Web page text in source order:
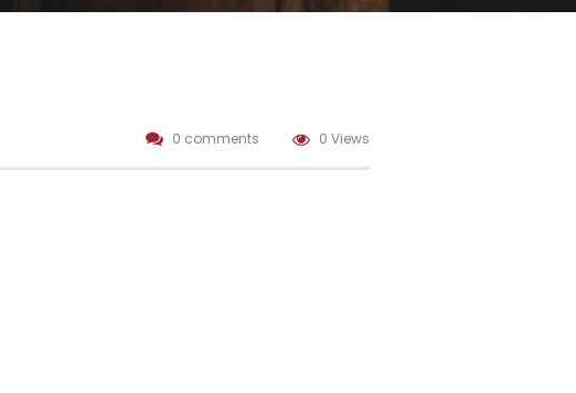
0 comments 0 Views